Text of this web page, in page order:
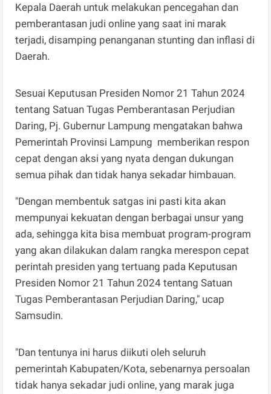
Kepala Daerah untuk melakukan pencegahan dan
pemberantasan judi online yang saat ini marak
terjadi, disamping penanganan stunting dan inflasi di
Daerah.
Sesuai Keputusan Presiden Nomor 21 Tahun 2024
tentang Satuan Tugas Pemberantasan Perjudian
Daring, Pj. Gubernur Lampung mengatakan bahwa
Pemerintah Provinsi Lampung memberikan respon
cepat dengan aksi yang nyata dengan dukungan
semua pihak dan tidak hanya sekadar himbauan.
"Dengan membentuk satgas ini pasti kita akan
mempunyai kekuatan dengan berbagai unsur yang
ada, sehingga kita bisa membuat program-program
yang akan dilakukan dalam rangka merespon cepat
perintah presiden yang tertuang pada Keputusan
Presiden Nomor 21 Tahun 2024 tentang Satuan
Tugas Pemberantasan Perjudian Daring," ucap
Samsudin.
"Dan tentunya ini harus diikuti oleh seluruh
pemerintah Kabupaten/Kota, sebenarnya persoalan
tidak hanya sekadar judi online, yang marak juga